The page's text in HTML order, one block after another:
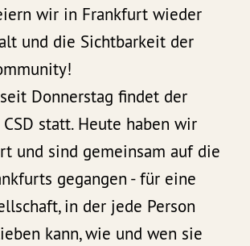
wir in Frankfurt wieder
und die Sichtbarkeit der
Donnerstag findet der
statt. Heute haben wir
und sind gemeinsam auf die
gegangen - für eine
in der jede Person
kann, wie und wen sie